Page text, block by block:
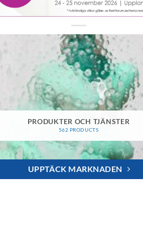
PRODUKTER OCH TJÄNSTER
562 PRODUCTS
UPPTÄCK MARKNADEN